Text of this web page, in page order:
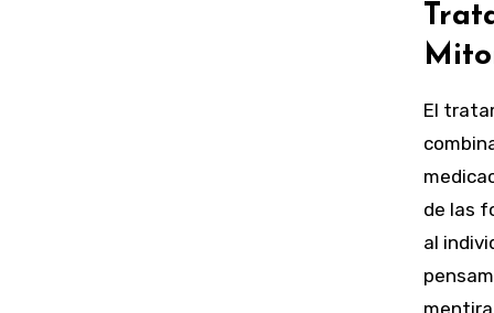
El
de las
al